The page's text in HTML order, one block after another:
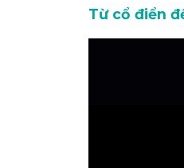
Từ cổ điển